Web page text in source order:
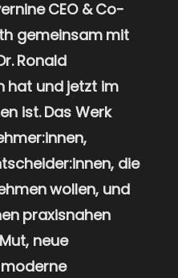
CEO & Co-
gemeinsam mit
Ronald
hat und jetzt im
ist. Das Werk
die
wollen, und
praxisnahen
neue